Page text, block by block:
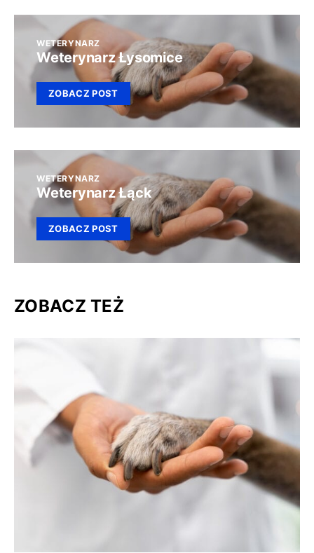
WETERYNARZ
Weterynarz Łysomice
ZOBACZ POST
WETERYNARZ
Weterynarz Łąck
ZOBACZ POST
ZOBACZ TEŻ